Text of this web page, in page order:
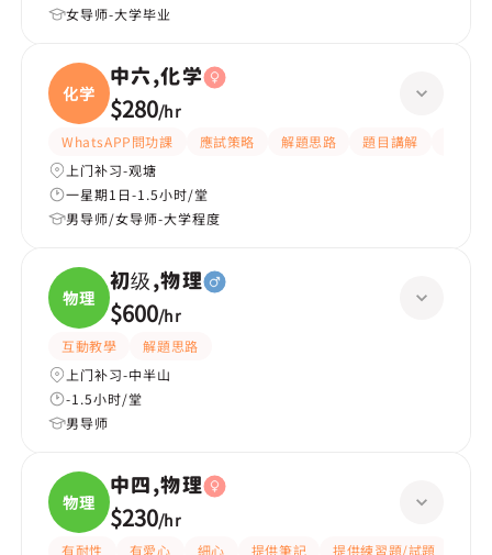
女导师-大学毕业
化学
中六,化学
$280/hr
WhatsAPP問功課 應試策略 解題思路 題目講解
上门补习-观塘
一星期1日-1.5小时/堂
男导师/女导师-大学程度
物理
初级,物理
$600/hr
互動教學
解題思路
上门补习-中半山
-1.5小时/堂
男导师
物理
中四,物理
$230/hr
有耐性 有愛心 細心 提供筆記 提供練習題/試題